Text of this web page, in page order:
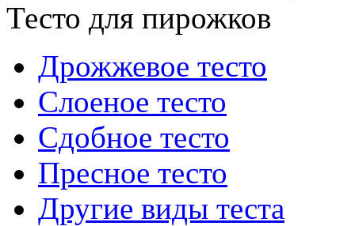
Тесто для пирожков
Дрожжевое тесто
Слоеное тесто
Сдобное тесто
Пресное тесто
Другие виды теста